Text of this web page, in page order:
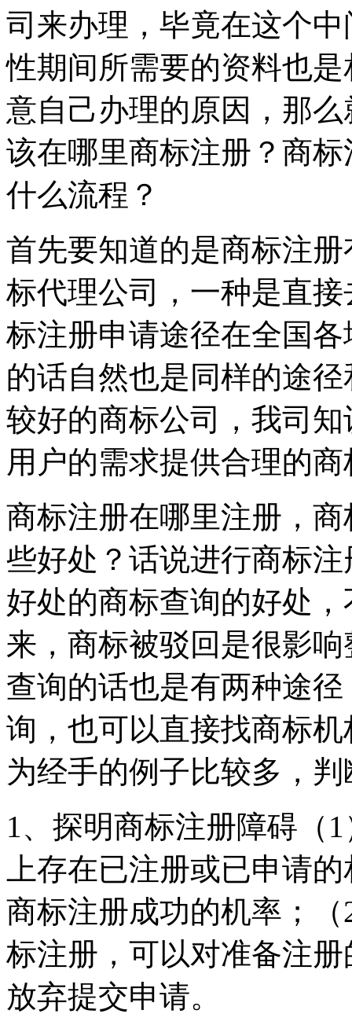
司来办理，毕竟在这个
性期间所需要的资料也
意自己办理的原因，那
该在哪里商标注册？商
什么流程？
首先要知道的是商标注
标代理公司，一种是直
标注册申请途径在全国
的话自然也是同样的途
较好的商标公司，我司
用户的需求提供合理的
商标注册在哪里注册，
些好处？话说进行商标
好处的商标查询的好处
来，商标被驳回是很影
查询的话也是有两种途
询，也可以直接找商标
为经手的例子比较多，
1、探明商标注册障碍（
上存在已注册或已申请
商标注册成功的机率；
标注册，可以对准备注
放弃提交申请。